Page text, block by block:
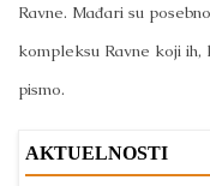
Ravne. Mađari su
kompleksu Ravne koji ih,
pismo.
AKTUELNOSTI